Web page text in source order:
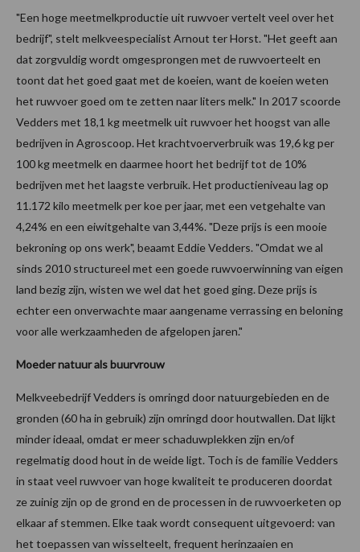
"Een hoge meetmelkproductie uit ruwvoer vertelt veel over het
bedrijf", stelt melkveespecialist Arnout ter Horst. "Het geeft aan
dat zorgvuldig wordt omgesprongen met de ruwvoerteelt en
toont dat het goed gaat met de koeien, want de koeien weten
het ruwvoer goed om te zetten naar liters melk." In 2017 scoorde
Vedders met 18,1 kg meetmelk uit ruwvoer het hoogst van alle
bedrijven in Agroscoop. Het krachtvoerverbruik was 19,6 kg per
100 kg meetmelk en daarmee hoort het bedrijf tot de 10%
bedrijven met het laagste verbruik. Het productieniveau lag op
11.172 kilo meetmelk per koe per jaar, met een vetgehalte van
4,24% en een eiwitgehalte van 3,44%. "Deze prijs is een mooie
bekroning op ons werk", beaamt Eddie Vedders. "Omdat we al
sinds 2010 structureel met een goede ruwvoerwinning van eigen
land bezig zijn, wisten we wel dat het goed ging. Deze prijs is
echter een onverwachte maar aangename verrassing en beloning
voor alle werkzaamheden de afgelopen jaren."
Moeder natuur als buurvrouw
Melkveebedrijf Vedders is omringd door natuurgebieden en de
gronden (60 ha in gebruik) zijn omringd door houtwallen. Dat lijkt
minder ideaal, omdat er meer schaduwplekken zijn en/of
regelmatig dood hout in de weide ligt. Toch is de familie Vedders
in staat veel ruwvoer van hoge kwaliteit te produceren doordat
ze zuinig zijn op de grond en de processen in de ruwvoerketen op
elkaar af stemmen. Elke taak wordt consequent uitgevoerd: van
het toepassen van wisselteelt, frequent herinzaaien en